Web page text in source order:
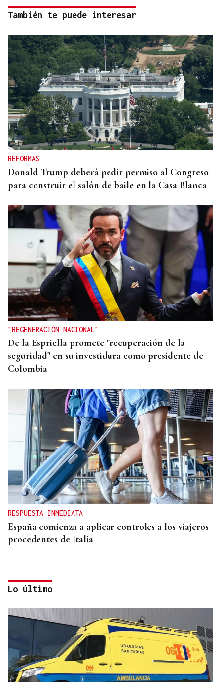
También te puede interesar
REFORMAS
Donald Trump deberá pedir permiso al Congreso
para construir el salón de baile en la Casa Blanca
"REGENERACIÓN NACIONAL"
De la Espriella promete "recuperación de la
seguridad" en su investidura como presidente de
Colombia
RESPUESTA INMEDIATA
España comienza a aplicar controles a los viajeros
procedentes de Italia
Lo último